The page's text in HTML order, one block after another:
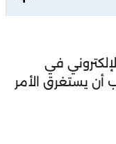
في
أن يستغرق الأمر